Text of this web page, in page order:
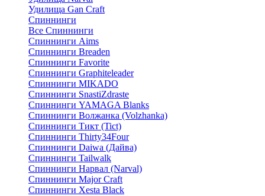
Удилища Gan Craft
Спиннинги
Все Спиннинги
Спиннинги Aims
Спиннинги Breaden
Спиннинги Favorite
Спиннинги Graphiteleader
Спиннинги MIKADO
Спиннинги SnastiZdraste
Спиннинги YAMAGA Blanks
Спиннинги Волжанка (Volzhanka)
Спиннинги Тикт (Tict)
Спиннинги Thirty34Four
Спиннинги Daiwa (Дайва)
Спиннинги Tailwalk
Спиннинги Нарвал (Narval)
Спиннинги Major Craft
Спиннинги Xesta Black